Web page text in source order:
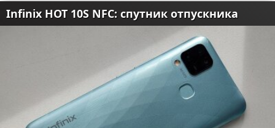
Infinix HOT 10S NFC: спутник отпускника